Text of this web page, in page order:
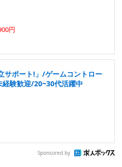
円
サポート!」/ゲームコントロー
験歓迎/20~30代活躍中
Sponsored by